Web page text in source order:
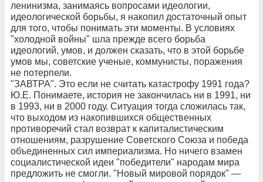
ленинизма, занимаясь вопросами идеологии,
идеологической борьбы, я накопил достаточный опыт
для того, чтобы понимать эти моменты. В условиях
"холодной войны" шла прежде всего борьба
идеологий, умов, и должен сказать, что в этой борьбе
умов мы, советские ученые, коммунисты, поражения
не потерпели.
"ЗАВТРА". Это если не считать катастрофу 1991 года?
Ю.Е. Понимаете, история не закончилась ни в 1991, ни
в 1993, ни в 2000 году. Ситуация тогда сложилась так,
что выходом из накопившихся общественных
противоречий стал возврат к капиталистическим
отношениям, разрушение Советского Союза и победа
объединенных сил империализма. Но ничего взамен
социалистической идеи "победители" народам мира
предложить не смогли. "Новый мировой порядок" —